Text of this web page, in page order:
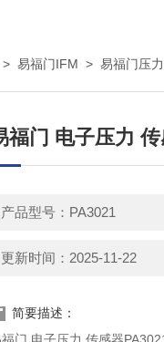
> 易福门IFM > 易福门压
福门 电子压力
产品型号：PA3021
更新时间：2025-11-22
简要描述：
门 电子压力 传感器